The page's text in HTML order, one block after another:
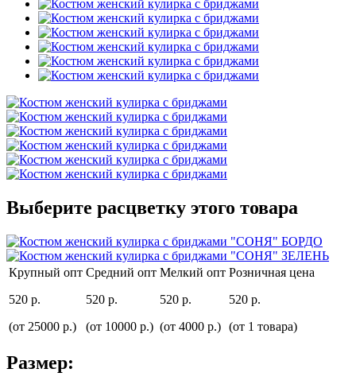
Выберите расцветку этого товара
Крупный опт
520 р.
(от 25000 р.)
Средний опт
520 р.
(от 10000 р.)
Мелкий опт
520 р.
(от 4000 р.)
Розничная цена
520 р.
(от 1 товара)
Размер: